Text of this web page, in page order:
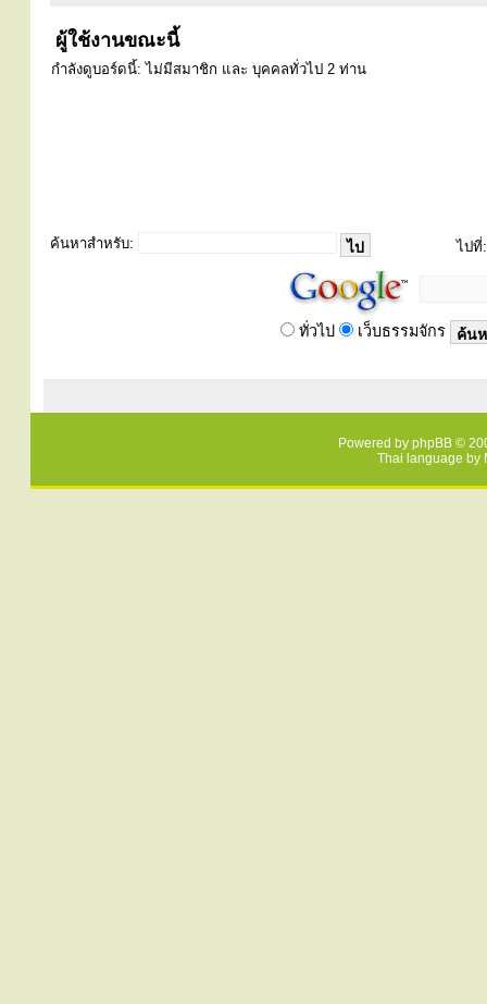
ผู้ใช้งานขณะนี้
กำลังดูบอร์ดนี้: ไม่มีสมาชิก และ บุคคลทั่วไป 2 ท่าน
ค้นหาสำหรับ: ไปที่:
ทั่วไป เว็บธรรมจักร
Powered by phpBB ©
Thai language by